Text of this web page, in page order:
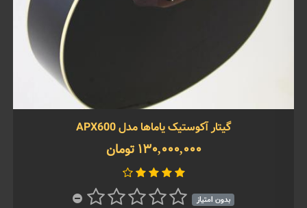
گیتار آکوستیک یاماها مدل APX600
130,000,000 تومان
بدون امتیاز